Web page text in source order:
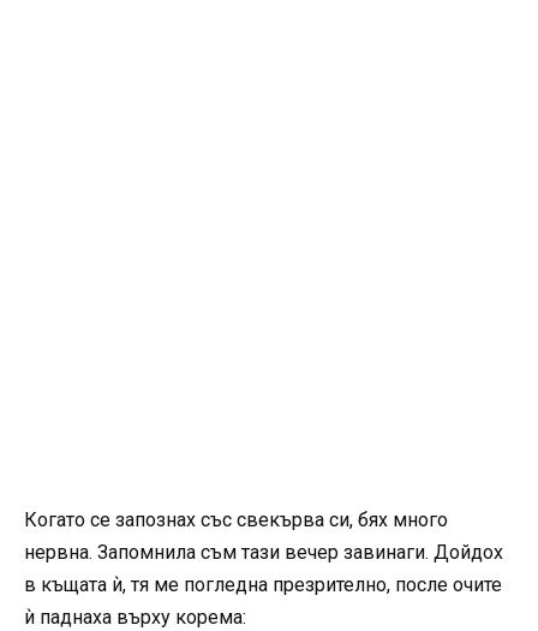
Когато се запознах със свекърва си, бях много
нервна. Запомнила съм тази вечер завинаги. Дойдох
в къщата ѝ, тя ме погледна презрително, после очите
ѝ паднаха върху корема: